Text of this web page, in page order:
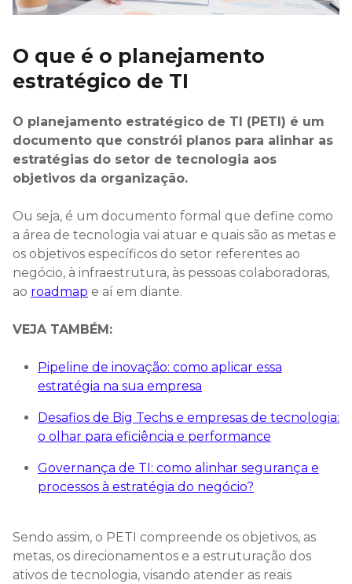
O que é o planejamento
estratégico de TI
O planejamento estratégico de TI (PETI) é um
documento que constrói planos para alinhar as
estratégias do setor de tecnologia aos
objetivos da organização.
Ou seja, é um documento formal que define como
a área de tecnologia vai atuar e quais são as metas e
os objetivos específicos do setor referentes ao
negócio, à infraestrutura, às pessoas colaboradoras,
ao roadmap e aí em diante.
VEJA TAMBÉM:
Pipeline de inovação: como aplicar essa
estratégia na sua empresa
Desafios de Big Techs e empresas de tecnologia:
o olhar para eficiência e performance
Governança de TI: como alinhar segurança e
processos à estratégia do negócio?
Sendo assim, o PETI compreende os objetivos, as
metas, os direcionamentos e a estruturação dos
ativos de tecnologia, visando atender as reais